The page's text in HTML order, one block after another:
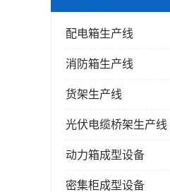
配电箱生产线
消防箱生产线
货架生产线
光伏电缆桥架生产线
动力箱成型设备
密集柜成型设备